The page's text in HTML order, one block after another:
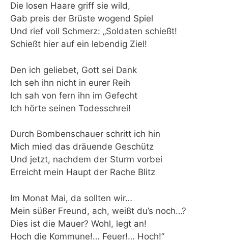
Die losen Haare griff sie wild,
Gab preis der Brüste wogend Spiel
Und rief voll Schmerz: „Soldaten schießt!
Schießt hier auf ein lebendig Ziel!
Den ich geliebet, Gott sei Dank
Ich seh ihn nicht in eurer Reih
Ich sah von fern ihn im Gefecht
Ich hörte seinen Todesschrei!
Durch Bombenschauer schritt ich hin
Mich mied das dräuende Geschütz
Und jetzt, nachdem der Sturm vorbei
Erreicht mein Haupt der Rache Blitz
Im Monat Mai, da sollten wir…
Mein süßer Freund, ach, weißt du’s noch…?
Dies ist die Mauer? Wohl, legt an!
Hoch die Kommune!… Feuer!… Hoch!”